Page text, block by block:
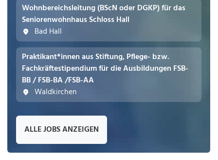
Wohnbereichsleitung (BScN oder DGKP) für das
Seniorenwohnhaus Schloss Hall
Bad Hall
Praktikant*innen aus Stiftung, Pflege- bzw.
Fachkräftestipendium für die Ausbildungen FSB-
BB / FSB-BA /FSB-AA
Waldkirchen
ALLE JOBS ANZEIGEN